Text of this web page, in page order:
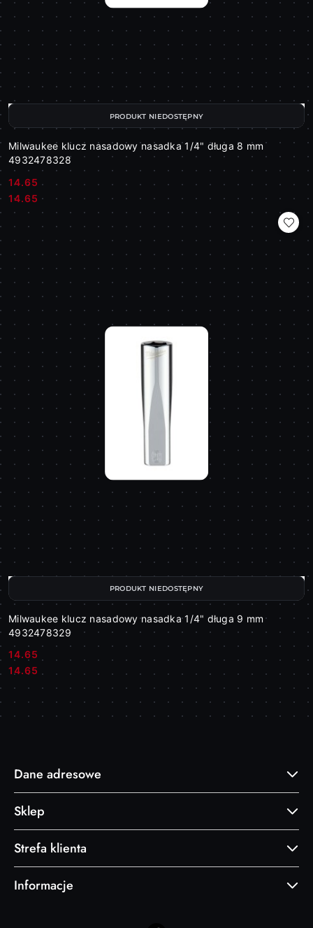
Milwaukee klucz nasadowy nasadka 1/4" długa 8 mm
4932478328
Cena:
14.65
Cena:
14.65
PRODUKT NIEDOSTĘPNY
Milwaukee klucz nasadowy nasadka 1/4" długa 9 mm
4932478329
Cena:
14.65
Cena:
14.65
PRODUKT NIEDOSTĘPNY
Dane adresowe
Sklep
Strefa klienta
Informacje